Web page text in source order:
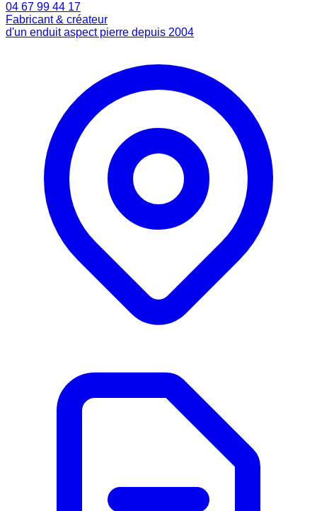
04 67 99 44 17
Fabricant & créateur
d'un enduit aspect pierre depuis 2004